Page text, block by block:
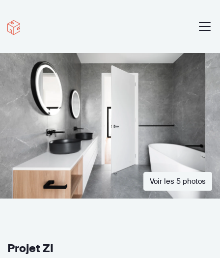
Voir les 5 photos
Projet ZI